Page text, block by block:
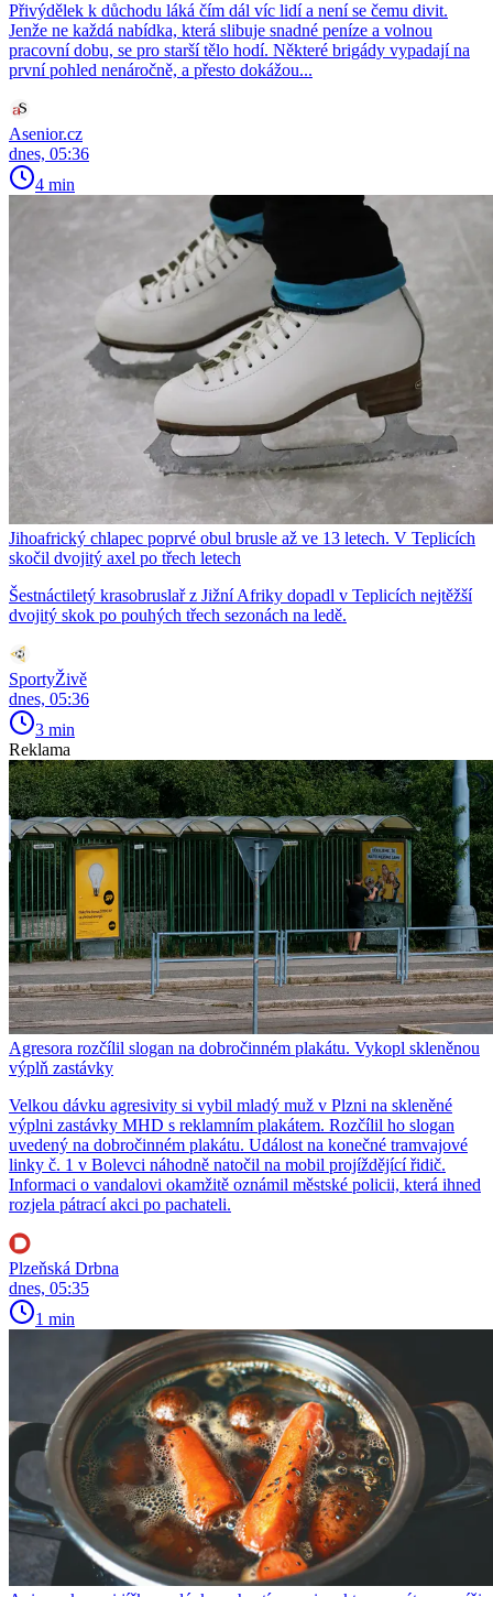
Přivýdělek k důchodu láká čím dál víc lidí a není se čemu divit.
Jenže ne každá nabídka, která slibuje snadné peníze a volnou
pracovní dobu, se pro starší tělo hodí. Některé brigády vypadají na
první pohled nenáročně, a přesto dokážou...
Asenior.cz
dnes, 05:36
4 min
Jihoafrický chlapec poprvé obul brusle až ve 13 letech. V Teplicích
skočil dvojitý axel po třech letech
Šestnáctiletý krasobruslař z Jižní Afriky dopadl v Teplicích nejtěžší
dvojitý skok po pouhých třech sezonách na ledě.
SportyŽivě
dnes, 05:36
3 min
Reklama
Agresora rozčílil slogan na dobročinném plakátu. Vykopl skleněnou
výplň zastávky
Velkou dávku agresivity si vybil mladý muž v Plzni na skleněné
výplni zastávky MHD s reklamním plakátem. Rozčílil ho slogan
uvedený na dobročinném plakátu. Událost na konečné tramvajové
linky č. 1 v Bolevci náhodně natočil na mobil projíždějící řidič.
Informaci o vandalovi okamžitě oznámil městské policii, která ihned
rozjela pátrací akci po pachateli.
Plzeňská Drbna
dnes, 05:35
1 min